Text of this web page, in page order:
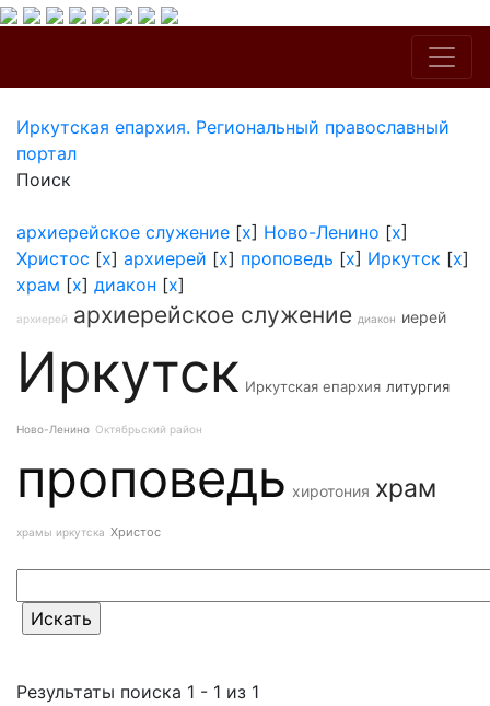
Иркутская епархия. Региональный православный
портал
Поиск
архиерейское служение [x] Ново-Ленино [x]
Христос [x] архиерей [x] проповедь [x] Иркутск [x]
храм [x] диакон [x]
архиерей архиерейское служение диакон иерей
Иркутск Иркутская епархия литургия
Ново-Ленино Октябрьский район
проповедь хиротония храм
храмы иркутска Христос
Результаты поиска 1 - 1 из 1